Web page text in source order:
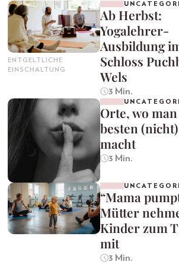
ENTGELTLICHE
EINSCHALTUNG
Ab Herbst:
Yogalehrer-
Ausbildung
Schloss
Wels
3 Min.
Orte, wo
besten
macht
3 Min.
“Mama
Mütter
Kinder zum
mit
3 Min.